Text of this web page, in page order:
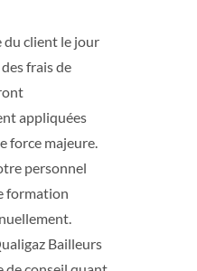
du client le jour
frais de
appliquées
force majeure.
personnel
formation
Bailleurs